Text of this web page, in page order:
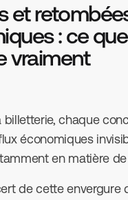
et
: ce
vraiment
billetterie, chaque
économiques
en matière de
de cette envergure